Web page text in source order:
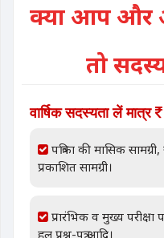
क्या आप और
तो
वार्षिक सदस्यता लें मात्र
पत्रिका की मासिक
प्रकाशित सामग्री।
प्रारंभिक व मुख्य
हल प्रश्न-पत्र आदि।